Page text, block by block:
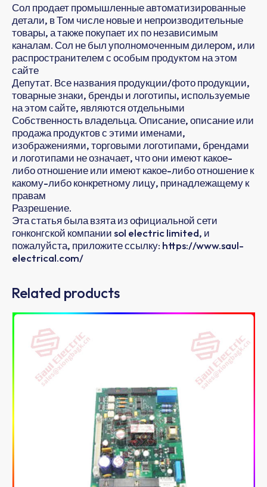
Сол продает промышленные автоматизированные
детали, в Том числе новые и непроизводительные
товары, а также покупает их по независимым
каналам. Сол не был уполномоченным дилером, или
распространителем с особым продуктом на этом
сайте
Депутат. Все названия продукции/фото продукции,
товарные знаки, бренды и логотипы, используемые
на этом сайте, являются отдельными
Собственность владельца. Описание, описание или
продажа продуктов с этими именами,
изображениями, торговыми логотипами, брендами
и логотипами не означает, что они имеют какое-
либо отношение или имеют какое-либо отношение к
какому-либо конкретному лицу, принадлежащему к
правам
Разрешение.
Эта статья была взята из официальной сети
гонконгской компании sol electric limited, и
пожалуйста, приложите ссылку: https://www.saul-
electrical.com/
Related products